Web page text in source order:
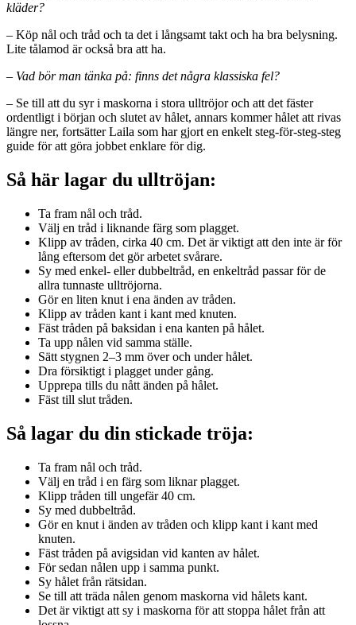
kläder?
– Köp nål och tråd och ta det i långsamt takt och ha bra belysning.
Lite tålamod är också bra att ha.
– Vad bör man tänka på: finns det några klassiska fel?
– Se till att du syr i maskorna i stora ulltröjor och att det fäster
ordentligt i början och slutet av hålet, annars kommer hålet att rivas
längre ner, fortsätter Laila som har gjort en enkelt steg-för-steg-steg
guide för att göra jobbet enklare för dig.
Så här lagar du ulltröjan:
Ta fram nål och tråd.
Välj en tråd i liknande färg som plagget.
Klipp av tråden, cirka 40 cm. Det är viktigt att den inte är för
lång eftersom det gör arbetet svårare.
Sy med enkel- eller dubbeltråd, en enkeltråd passar för de
allra tunnaste ulltröjorna.
Gör en liten knut i ena änden av tråden.
Klipp av tråden kant i kant med knuten.
Fäst tråden på baksidan i ena kanten på hålet.
Ta upp nålen vid samma ställe.
Sätt stygnen 2–3 mm över och under hålet.
Dra försiktigt i plagget under gång.
Upprepa tills du nått änden på hålet.
Fäst till slut tråden.
Så lagar du din stickade tröja:
Ta fram nål och tråd.
Välj en tråd i en färg som liknar plagget.
Klipp tråden till ungefär 40 cm.
Sy med dubbeltråd.
Gör en knut i änden av tråden och klipp kant i kant med
knuten.
Fäst tråden på avigsidan vid kanten av hålet.
För sedan nålen upp i samma punkt.
Sy hålet från rätsidan.
Se till att träda nålen genom maskorna vid hålets kant.
Det är viktigt att sy i maskorna för att stoppa hålet från att